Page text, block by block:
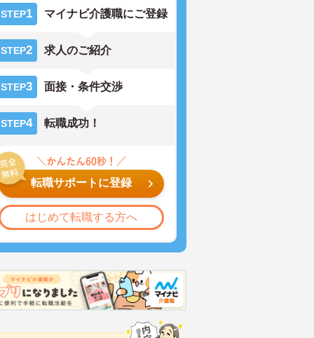
STEP1 マイナビ介護職にご登録
STEP2 求人のご紹介
STEP3 面接・条件交渉
STEP4 転職成功！
転職サポートに登録
はじめて転職する方へ